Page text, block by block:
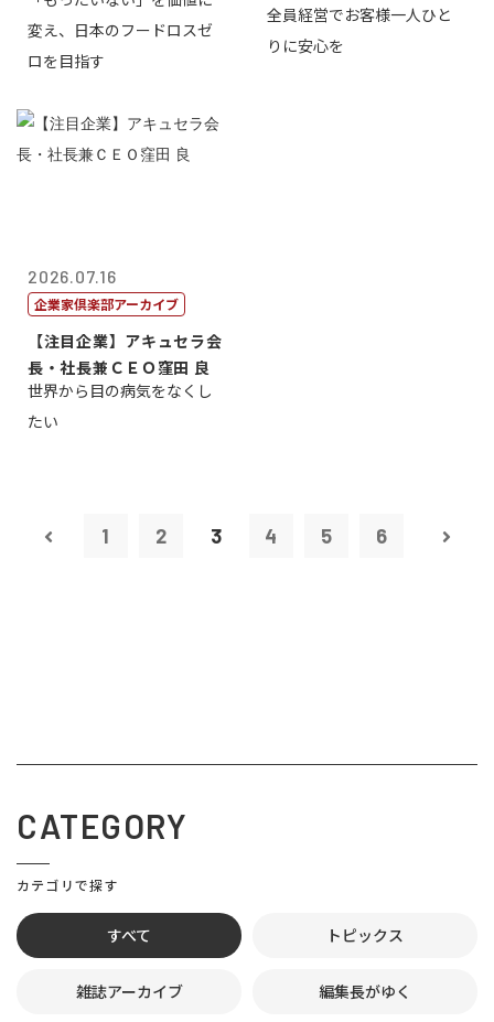
変え、日本のフードロスゼ
ロを目指す
男
全員経営でお客様一人ひと
りに安心を
2026.07.16
企業家倶楽部アーカイブ
【注目企業】アキュセラ会
長・社長兼ＣＥＯ窪田 良
世界から目の病気をなくし
たい
1 2 3 4 5 6
CATEGORY
カテゴリで探す
すべて トピックス
雑誌アーカイブ 編集長がゆく